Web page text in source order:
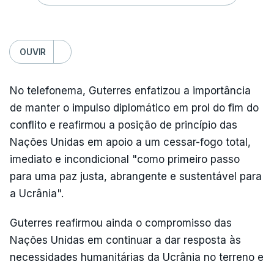
OUVIR
No telefonema, Guterres enfatizou a importância
de manter o impulso diplomático em prol do fim do
conflito e reafirmou a posição de princípio das
Nações Unidas em apoio a um cessar-fogo total,
imediato e incondicional "como primeiro passo
para uma paz justa, abrangente e sustentável para
a Ucrânia".
Guterres reafirmou ainda o compromisso das
Nações Unidas em continuar a dar resposta às
necessidades humanitárias da Ucrânia no terreno e